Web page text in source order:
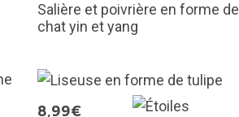
Salière et poivrière en forme de
chat yin et yang
8,99€